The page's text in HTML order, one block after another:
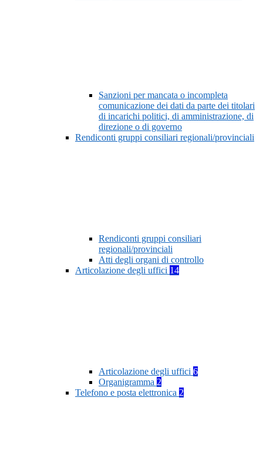
Sanzioni per mancata o incompleta
comunicazione dei dati da parte dei titolari
di incarichi politici, di amministrazione, di
direzione o di governo
Rendiconti gruppi consiliari regionali/provinciali
Rendiconti gruppi consiliari
regionali/provinciali
Atti degli organi di controllo
Articolazione degli uffici 14
Articolazione degli uffici 6
Organigramma 2
Telefono e posta elettronica 2